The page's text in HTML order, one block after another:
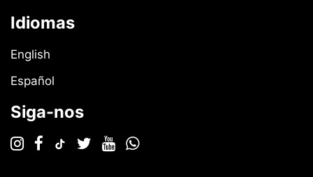
Idiomas
English
Español
Siga-nos